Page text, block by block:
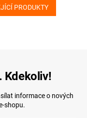
PRODUKTY
Kdekoliv!
informace o nových
shopu.